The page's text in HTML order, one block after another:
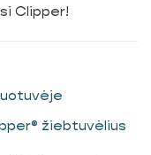
Clipper!
žiebtuvėlius